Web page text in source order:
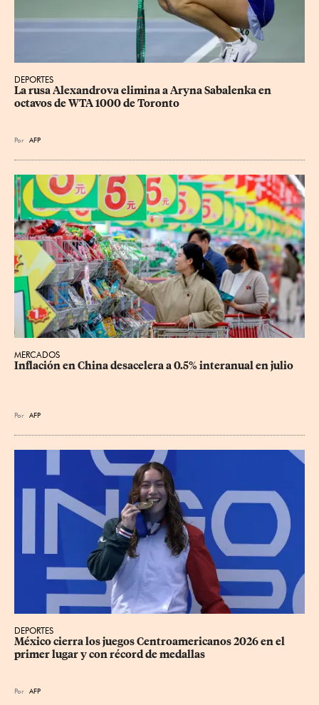
DEPORTES
La rusa Alexandrova elimina a Aryna Sabalenka en
octavos de WTA 1000 de Toronto
Por AFP
MERCADOS
Inflación en China desacelera a 0.5% interanual en julio
Por AFP
DEPORTES
México cierra los juegos Centroamericanos 2026 en el
primer lugar y con récord de medallas
Por AFP